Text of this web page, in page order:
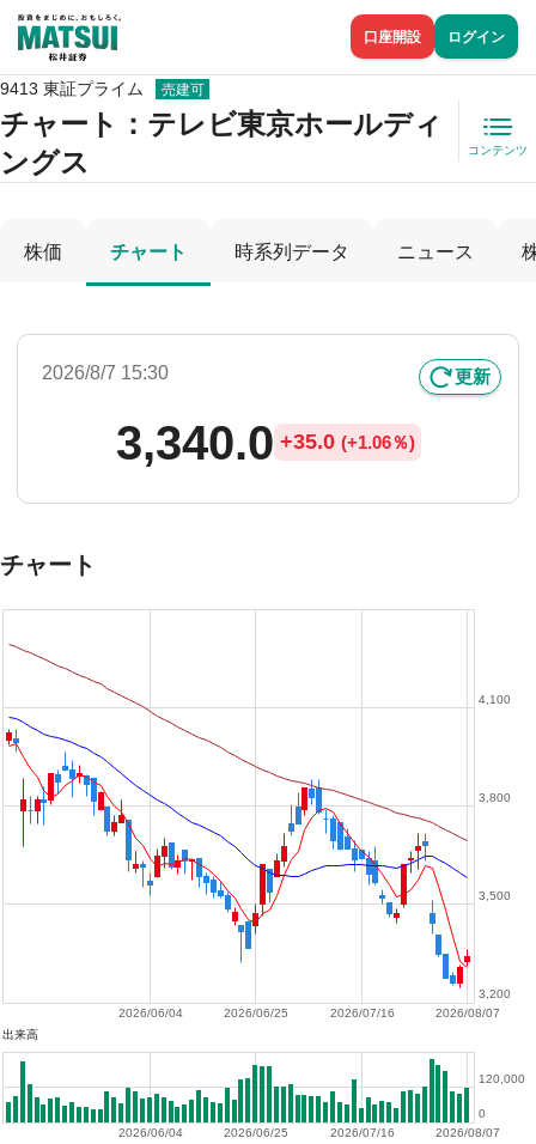
口座開設 ログイン
9413 東証プライム 売建可
チャート： テレビ東京ホールディ
ングス
コンテンツ
株価 チャート 時系列データ ニュース
2026/8/7 15:30 更新
3,340.0 +35.0 (+1.06％)
チャート
2026/08/07
2026/07/16
2026/06/25
2026/06/04
3,200
3,500
3,800
4,100
出来高
2026/08/07
2026/07/16
2026/06/25
2026/06/04
0
120,000